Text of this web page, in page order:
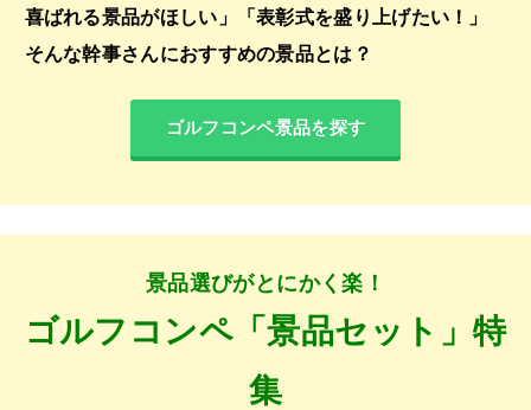
喜ばれる景品がほしい」「表彰式を盛り上げたい！」
そんな幹事さんにおすすめの景品とは？
ゴルフコンペ景品を探す
景品選びがとにかく楽！
ゴルフコンペ「景品セット」特
集